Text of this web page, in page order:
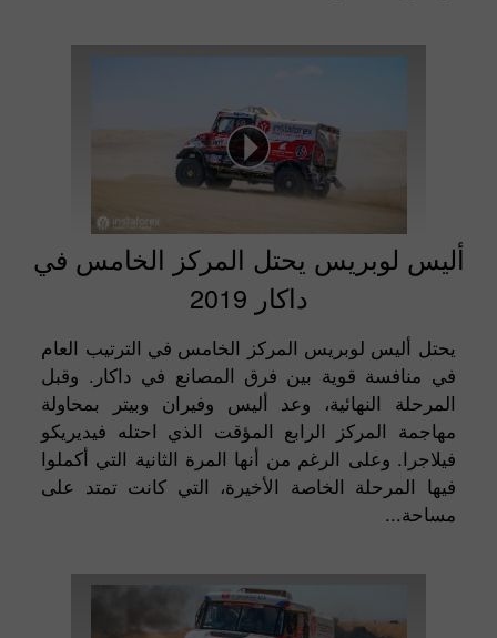
أليس لوبريس يحتل المركز الخامس في
داكار 2019
يحتل أليس لوبريس المركز الخامس في الترتيب العام
في منافسة قوية بين فرق المصانع في داكار. وقبل
المرحلة النهائية، وعد أليس وفيران وبيتر بمحاولة
مهاجمة المركز الرابع المؤقت الذي احتله فيديريكو
فيلاجرا. وعلى الرغم من أنها المرة الثانية التي أكملوا
فيها المرحلة الخاصة الأخيرة، التي كانت تمتد على
مساحة...